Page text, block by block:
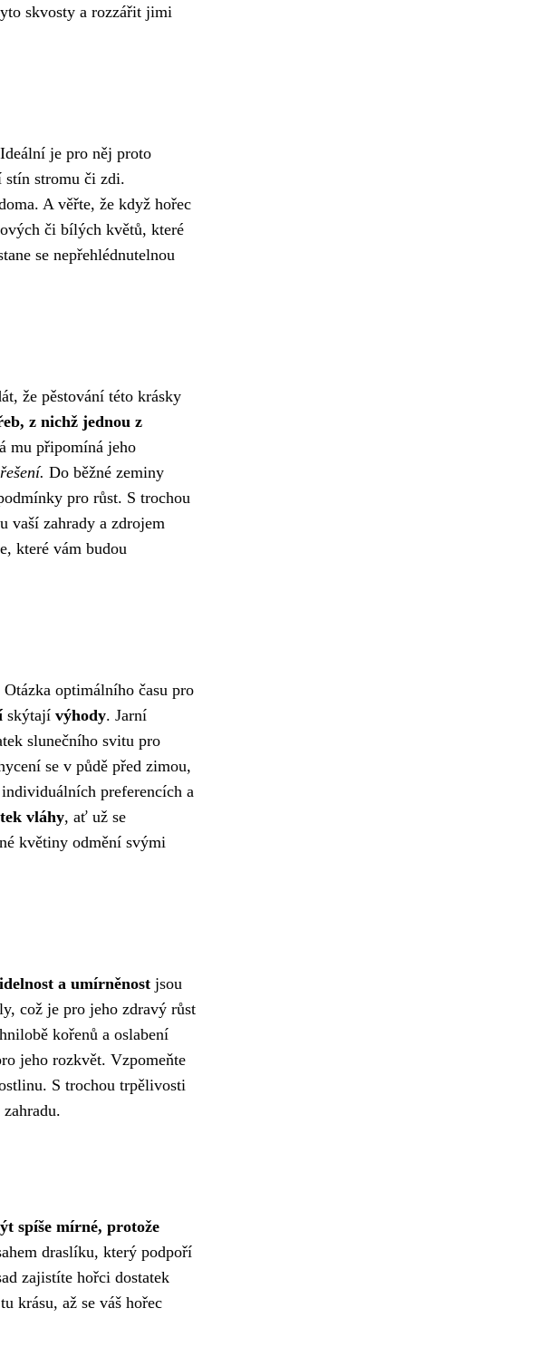
skvosty a rozzářit jimi
je pro něj proto
stín stromu či zdi.
A věřte, že když hořec
či bílých květů, které
se nepřehlédnutelnou
že pěstování této krásky
z nichž jednou z
mu připomíná jeho
Do běžné zeminy
pro růst. S trochou
vaší zahrady a zdrojem
které vám budou
optimálního času pro
skýtají výhody. Jarní
slunečního svitu pro
se v půdě před zimou,
preferencích a
vláhy, ať už se
květiny odmění svými
a umírněnost jsou
což je pro jeho zdravý růst
kořenů a oslabení
jeho rozkvět. Vzpomeňte
S trochou trpělivosti
spíše mírné, protože
draslíku, který podpoří
zajistíte hořci dostatek
krásu, až se váš hořec